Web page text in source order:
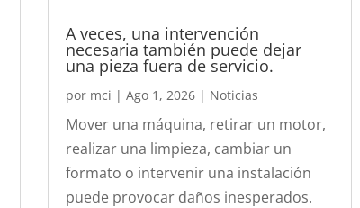
A veces, una intervención
necesaria también puede dejar
una pieza fuera de servicio.
por mci | Ago 1, 2026| Noticias
Mover una máquina, retirar un motor,
realizar una limpieza, cambiar un
formato o intervenir una instalación
puede provocar daños inesperados.